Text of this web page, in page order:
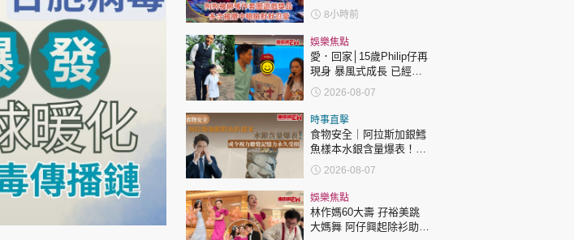
8小時前
娛樂焦點
愛．回家│15歲Philip仔再
現身 暴風式成長 已經高
過「三太」樊亦敏！
2026-08-07
時事直擊
食物安全｜阿拉斯加銀鱈
魚樣本水銀含量爆表！或
令視力聽覺記憶力永久受
損
2026-08-07
娛樂焦點
林作媽60大壽 孖裕美跳
大媽舞 阿仔興起除衫助慶